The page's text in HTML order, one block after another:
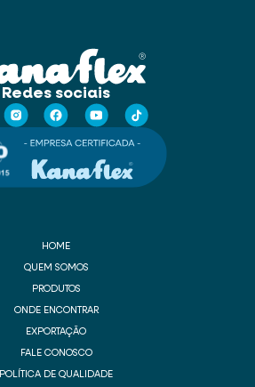
Redes sociais
HOME
QUEM SOMOS
PRODUTOS
ONDE ENCONTRAR
EXPORTAÇÃO
FALE CONOSCO
POLÍTICA DE QUALIDADE